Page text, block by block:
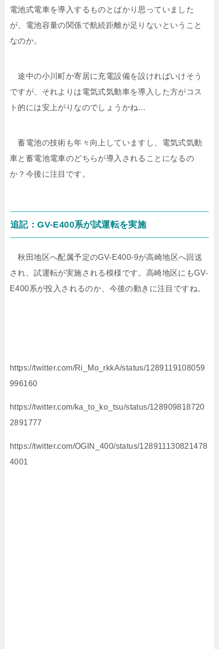
電池式電車を導入するものとばかり思っていました
が、電池容量の関係で航続距離が足りないということ
なのか。
途中の小川町か寄居に充電設備を設ければいけそう
ですが、それよりは電気式気動車を導入した方がコス
ト的には安上がりなのでしょうかね…
蓄電池の技術も年々向上していますし、電気式気動
車と蓄電池電車のどちらが導入されることになるの
か？今後に注目です。
追記：GV-E400系が試運転を実施
秋田地区へ配属予定のGV-E400-9が高崎地区へ回送
され、試運転が実施される模様です。高崎地区にもGV-
E400系が投入されるのか、今後の動きに注目ですね。
https://twitter.com/Ri_Mo_rkkA/status/1289119108059
996160
https://twitter.com/ka_to_ko_tsu/status/128909818720
2891777
https://twitter.com/OGIN_400/status/128911130821478
4001